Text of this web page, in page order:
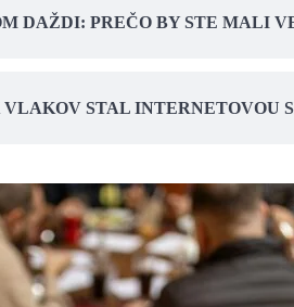
DAŽDI: PREČO BY STE MALI
STAL INTERNETOVOU